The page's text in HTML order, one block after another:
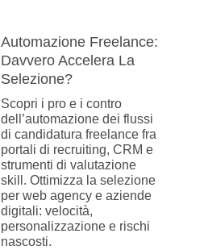
Automazione Freelance:
Davvero Accelera La
Selezione?
Scopri i pro e i contro
dell’automazione dei flussi
di candidatura freelance fra
portali di recruiting, CRM e
strumenti di valutazione
skill. Ottimizza la selezione
per web agency e aziende
digitali: velocità,
personalizzazione e rischi
nascosti.